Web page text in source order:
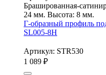
Брашированная-
24 мм. Высота: 8 мм.
Г-образный профиль
SL005-8H
Артикул: STR530
1 089 ₽